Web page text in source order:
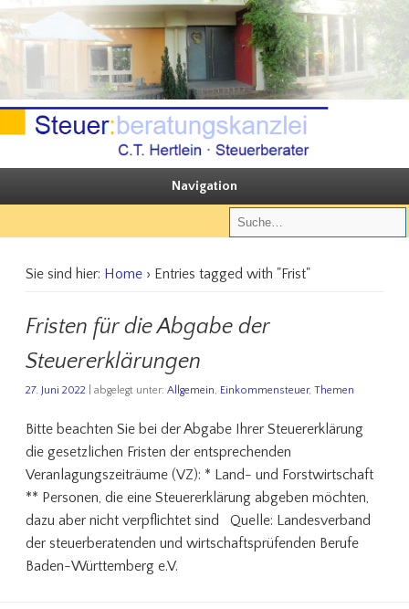
Steuerberatungskanzlei C.T. Hertlein
Sie steuern, wir beraten
Navigation
Sie sind hier: Home› Entries tagged with "Frist"
Fristen für die Abgabe der
Steuererklärungen
27. Juni 2022 | abgelegt unter: Allgemein Einkommensteuer, Themen
Bitte beachten Sie bei der Abgabe Ihrer Steuererklärung
die gesetzlichen Fristen der entsprechenden
Veranlagungszeiträume (VZ): * Land- und Forstwirtschaft
** Personen, die eine Steuererklärung abgeben möchten,
dazu aber nicht verpflichtet sind Quelle: Landesverband
der steuerberatenden und wirtschaftsprüfenden Berufe
Baden-Württemberg e.V.